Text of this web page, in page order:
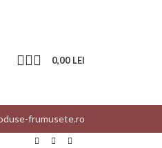
0,00 LEI
frumusete.ro